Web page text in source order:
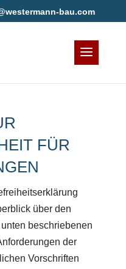
bau.com
FÜR
über den
beschriebenen
der
Vorschriften